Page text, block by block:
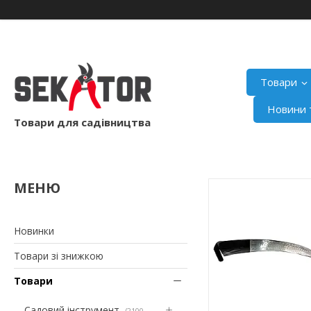
Товари для садівництва
Товари
Новини
Новинки
Товари зі знижкою
Товари